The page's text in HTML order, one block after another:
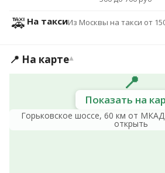
🚕 На таксиИз Москвы на такси от
📍 На карте▾
📍
Показать на
Горьковское шоссе, 60 км от
открыть